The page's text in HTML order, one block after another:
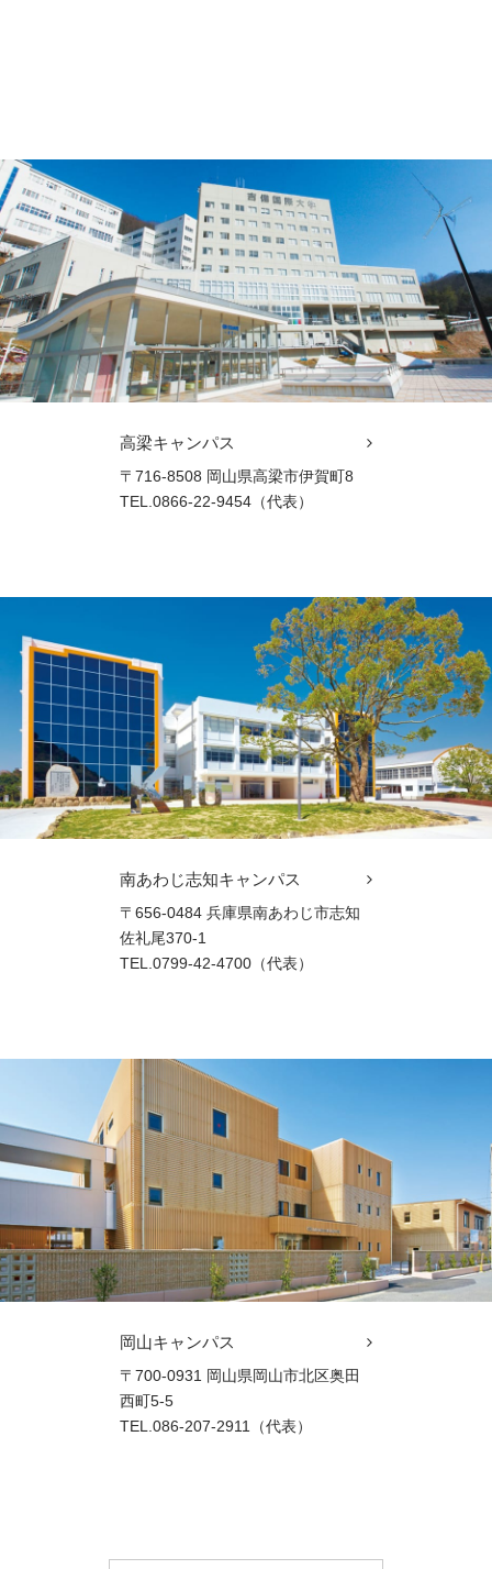
高梁キャンパス
〒716-8508 岡山県高梁市伊賀町8
TEL.0866-22-9454（代表）
南あわじ志知キャンパス
〒656-0484 兵庫県南あわじ市志知
佐礼尾370-1
TEL.0799-42-4700（代表）
岡山キャンパス
〒700-0931 岡山県岡山市北区奥田
西町5-5
TEL.086-207-2911（代表）